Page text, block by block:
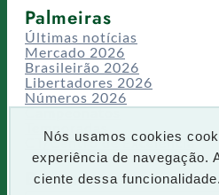
Nós usamos cookies
experiência de navegação.
ciente dessa
Palmeiras
Últimas notícias
Mercado 2026
Brasileirão 2026
Libertadores 2026
Números 2026
Campeonatos
CT/Centro de Excelência
Busca